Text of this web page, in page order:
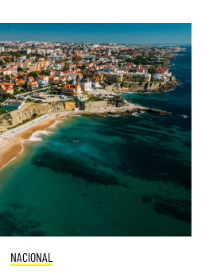
NACIONAL